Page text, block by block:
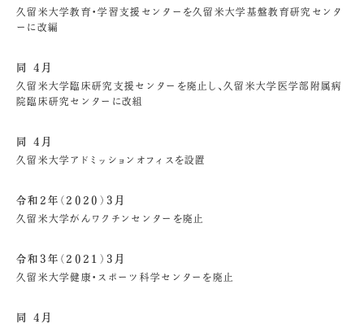
久留米大学教育・学習支援センターを久留米大学基盤教育研究センタ
ーに改編
同 4月
久留米大学臨床研究支援センターを廃止し、久留米大学医学部附属病
院臨床研究センターに改組
同 4月
久留米大学アドミッションオフィスを設置
令和2年（2020）3月
久留米大学がんワクチンセンターを廃止
令和3年（2021）3月
久留米大学健康・スポーツ科学センターを廃止
同 4月